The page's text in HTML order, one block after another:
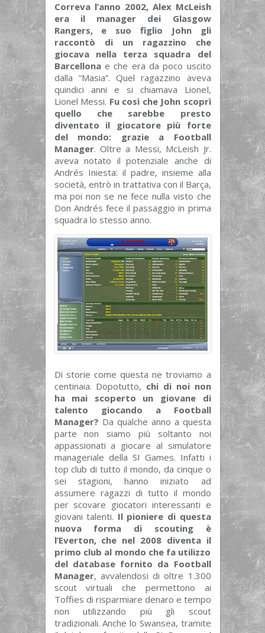
Correva l’anno 2002, Alex McLeish
era il manager dei Glasgow
Rangers, e suo figlio John gli
raccontò di un ragazzino che
giocava nella terza squadra del
Barcellonae che era da poco uscito
dalla “Masia”. Quel ragazzino aveva
quindici anni e si chiamava Lionel,
Lionel Messi. Fu così che John scoprì
quello che sarebbe presto
diventato il giocatore più forte
del mondo: grazie a Football
Manager. Oltre a Messi, McLeish Jr.
aveva notato il potenziale anche di
Andrés Iniesta: il padre, insieme alla
società, entrò in trattativa con il Barça,
ma poi non se ne fece nulla visto che
Don Andrés fece il passaggio in prima
squadra lo stesso anno.
Di storie come questa ne troviamo a
centinaia. Dopotutto, chi di noi non
ha mai scoperto un giovane di
talento giocando a Football
Manager? Da qualche anno a questa
parte non siamo più soltanto noi
appassionati a giocare al simulatore
manageriale della SI Games. Infatti i
top club di tutto il mondo, da cinque o
sei stagioni, hanno iniziato ad
assumere ragazzi di tutto il mondo
per scovare giocatori interessanti e
giovani talenti. Il pioniere di questa
nuova forma di scouting è
l’Everton, che nel 2008 diventa il
primo club al mondo che fa utilizzo
del database fornito da Football
Manager, avvalendosi di oltre 1.300
scout virtuali che permettono ai
Toffies di risparmiare denaro e tempo
non utilizzando più gli scout
tradizionali. Anche lo Swansea, tramite